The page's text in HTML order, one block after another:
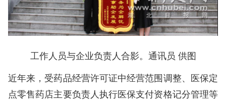
工作人员与企业负责人合影。通讯员 供图
近年来，受药品经营许可证中经营范围调整、医保定
点零售药店主要负责人执行医保支付资格记分管理等